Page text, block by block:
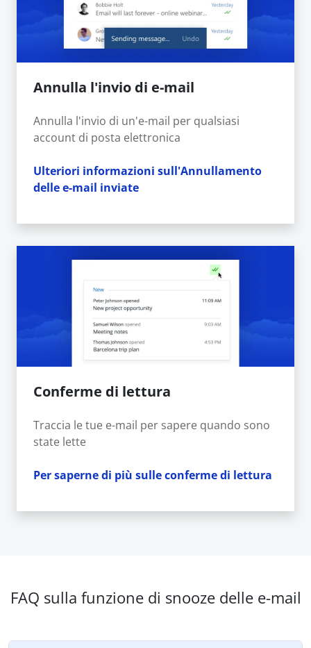
Annulla l'invio di e-mail
Annulla l'invio di un'e-mail per qualsiasi
account di posta elettronica
Ulteriori informazioni sull'Annullamento
delle e-mail inviate
Conferme di lettura
Traccia le tue e-mail per sapere quando sono
state lette
Per saperne di più sulle conferme di lettura
FAQ sulla funzione di snooze delle e-mail